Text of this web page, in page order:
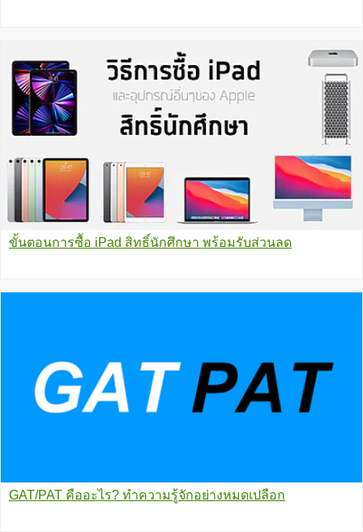
ขั้นตอนการซื้อ iPad สิทธิ์นักศึกษา พร้อมรับส่วนลด
GAT/PAT คืออะไร? ทำความรู้จักอย่างหมดเปลือก